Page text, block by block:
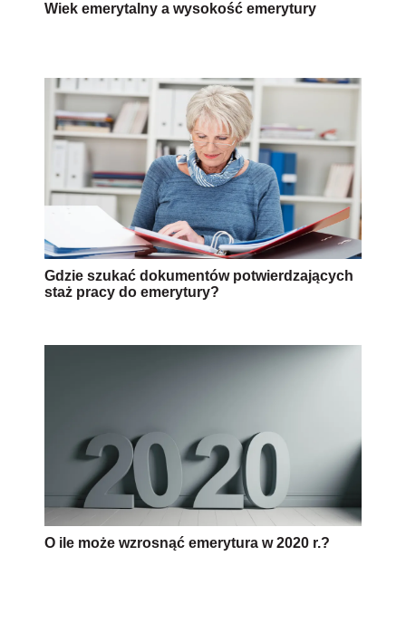
Wiek emerytalny a wysokość emerytury
Gdzie szukać dokumentów potwierdzających
staż pracy do emerytury?
O ile może wzrosnąć emerytura w 2020 r.?